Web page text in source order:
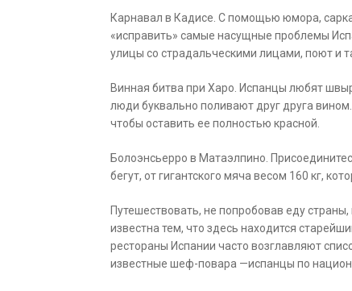
Карнавал в Кадисе. С помощью юмора,
«исправить» самые насущные проблемы
улицы со страдальческими лицами, поют и
Винная битва при Харо. Испанцы любят
люди буквально поливают друг друга
чтобы оставить ее полностью красной.
Болоэнсьерро в Матаэлпино.
бегут, от гигантского мяча весом 160 кг,
Путешествовать, не попробовав еду
известна тем, что здесь находится
рестораны Испании часто возглавляют
известные шеф-повара —испанцы по